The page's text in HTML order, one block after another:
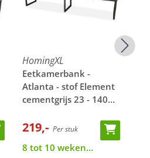
HomingXL
Eetkamerbank -
Atlanta - stof Element
cementgrijs 23 - 140
219,- Per stuk
8 tot 10 weken